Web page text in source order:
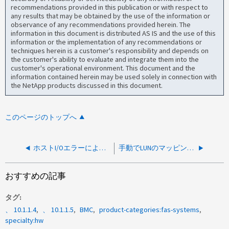
recommendations provided in this publication or with respect to
any results that may be obtained by the use of the information or
observance of any recommendations provided herein. The
information in this document is distributed AS IS and the use of this
information or the implementation of any recommendations or
techniques herein is a customer's responsibility and depends on
the customer's ability to evaluate and integrate them into the
customer's operational environment. This document and the
information contained herein may be used solely in connection with
the NetApp products discussed in this document.
このページのトップへ
ホストI/OエラーによりOracle Linuxデータベースが停止 手動でLUNのマッピングを解除しているため、ホストからNetApp LUNへのアクセスが失われました
おすすめの記事
タグ
、 10.1.1.4
、 10.1.1.5 BMC
product-categories:fas-systems
specialty:hw